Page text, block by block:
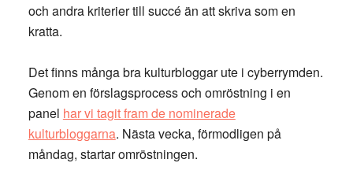
och andra kriterier till succé än att skriva som en
kratta.
Det finns många bra kulturbloggar ute i cyberrymden.
Genom en förslagsprocess och omröstning i en
panel har vi tagit fram de nominerade
kulturbloggarna. Nästa vecka, förmodligen på
måndag, startar omröstningen.